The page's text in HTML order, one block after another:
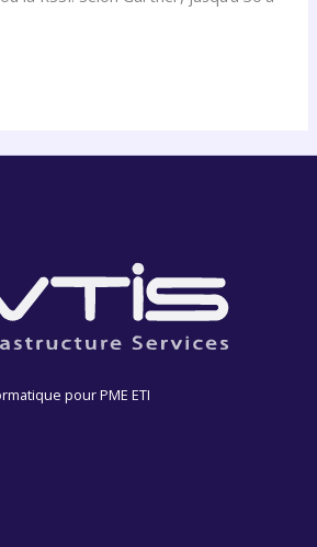
pour PME ETI